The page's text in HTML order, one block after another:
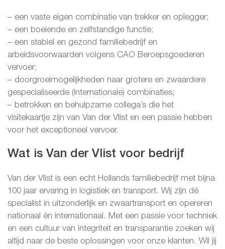
– een vaste eigen combinatie van trekker en oplegger;
– een boeiende en zelfstandige functie;
– een stabiel en gezond familiebedrijf en
arbeidsvoorwaarden volgens CAO Beroepsgoederen
vervoer;
– doorgroeimogelijkheden naar grotere en zwaardere
gespecialiseerde (internationale) combinaties;
– betrokken en behulpzame collega’s die het
visitekaartje zijn van Van der Vlist en een passie hebben
voor het exceptioneel vervoer.
Wat is Van der Vlist voor bedrijf
Van der Vlist is een echt Hollands familiebedrijf met bijna
100 jaar ervaring in logistiek en transport. Wij zijn dé
specialist in uitzonderlijk en zwaartransport en opereren
nationaal én internationaal. Met een passie voor techniek
en een cultuur van integriteit en transparantie zoeken wij
altijd naar de beste oplossingen voor onze klanten. Wil jij